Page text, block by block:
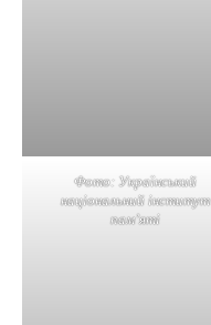
Фото: Український
національний інститут
пам’яті